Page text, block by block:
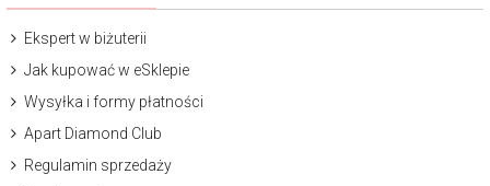
Ekspert w biżuterii
Jak kupować w eSklepie
Wysyłka i formy płatności
Apart Diamond Club
Regulamin sprzedaży